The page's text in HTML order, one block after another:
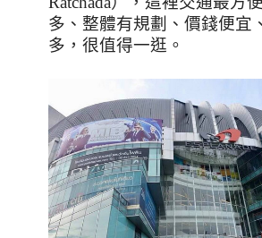
多、整體有規劃、價錢便宜
多，很值得一逛。